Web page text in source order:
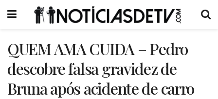
QUEM AMA CUIDA – Pedro
descobre falsa gravidez de
Bruna após acidente de carro